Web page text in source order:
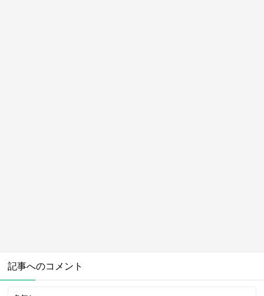
記事へのコメント